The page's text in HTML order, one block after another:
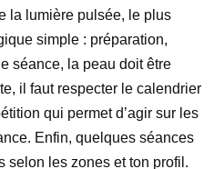
la lumière pulsée, le plus
simple : préparation,
séance, la peau doit être
il faut respecter le calendrier
qui permet d’agir sur les
Enfin, quelques séances
selon les zones et ton profil.